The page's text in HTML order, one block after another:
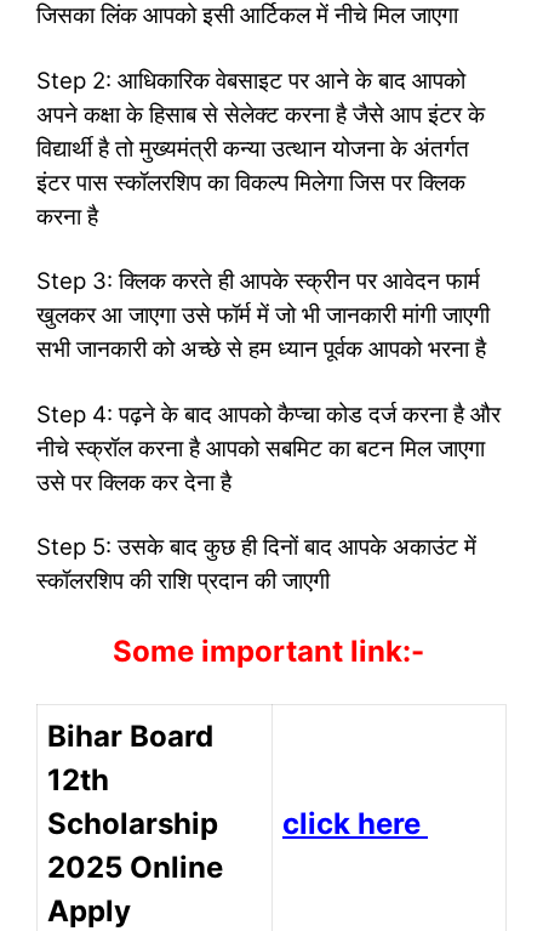
जिसका लिंक आपको इसी आर्टिकल में नीचे मिल जाएगा
Step 2: आधिकारिक वेबसाइट पर आने के बाद आपको
अपने कक्षा के हिसाब से सेलेक्ट करना है जैसे आप इंटर के
विद्यार्थी है तो मुख्यमंत्री कन्या उत्थान योजना के अंतर्गत
इंटर पास स्कॉलरशिप का विकल्प मिलेगा जिस पर क्लिक
करना है
Step 3: क्लिक करते ही आपके स्क्रीन पर आवेदन फार्म
खुलकर आ जाएगा उसे फॉर्म में जो भी जानकारी मांगी जाएगी
सभी जानकारी को अच्छे से हम ध्यान पूर्वक आपको भरना है
Step 4: पढ़ने के बाद आपको कैप्चा कोड दर्ज करना है और
नीचे स्क्रॉल करना है आपको सबमिट का बटन मिल जाएगा
उसे पर क्लिक कर देना है
Step 5: उसके बाद कुछ ही दिनों बाद आपके अकाउंट में
स्कॉलरशिप की राशि प्रदान की जाएगी
Some important link:-
Bihar Board
12th
Scholarship
2025 Online
Apply
click here